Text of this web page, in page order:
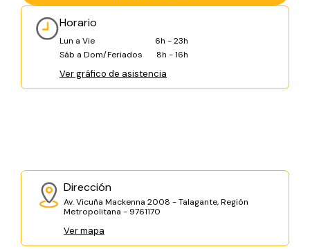
Horario
Lun a Vie
6h - 23h
Sáb a Dom/Feriados
8h - 16h
Ver gráfico de asistencia
Dirección
Av. Vicuña Mackenna 2008 - Talagante, Región
Metropolitana - 9761170
Ver mapa